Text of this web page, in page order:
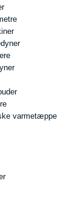
varmetæppe